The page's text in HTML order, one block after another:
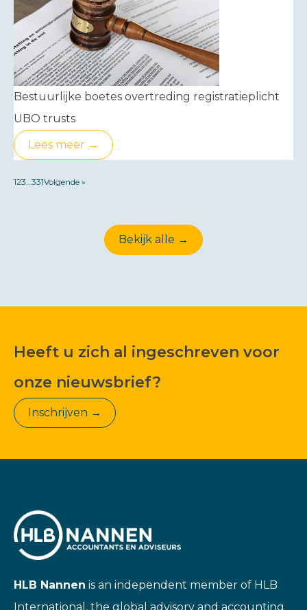
Bestuurlijke boetes overtreding registratieplicht
UBO trusts
Lees meer →
123 331Volgende »
Bekijk alle →
Heeft u zich al ingeschreven voor
onze nieuwsbrief?
Inschrijven →
HLB Nannen is an independent member of HLB
International, the global advisory and accounting